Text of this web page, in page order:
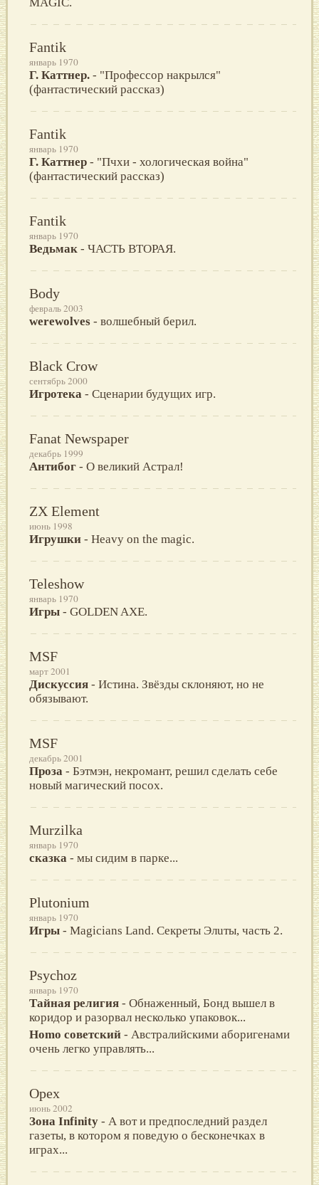
Fantik
январь 1970
Г. Каттнер. - "Профессор накрылся"
(фантастический рассказ)
Fantik
январь 1970
Г. Каттнер - "Пчхи - хологическая война"
(фантастический рассказ)
Fantik
январь 1970
Ведьмак - ЧАСТЬ ВТОРАЯ.
Body
февраль 2003
werewolves - волшебный берил.
Black Crow
сентябрь 2000
Игротека - Сценарии будущих игр.
Fanat Newspaper
декабрь 1999
Антибог - О великий Астрал!
ZX Element
июнь 1998
Игрушки - Heavy on the magic.
Teleshow
январь 1970
Игры - GOLDEN AXE.
MSF
март 2001
Дискуссия - Истина. Звёзды склоняют, но не
обязывают.
MSF
декабрь 2001
Проза - Бэтмэн, некpoмант, pешил сделать себе
нoвый магический пoсox.
Murzilka
январь 1970
сказка - мы сидим в парке...
Plutonium
январь 1970
Игры - Мagicians Land. Cекреты Элuты, чacть 2.
Psychoz
январь 1970
Тайная религия - Обнаженный, Бонд вышел в
коридор и разорвал несколько упаковок...
Ноmо советский - Aвстралийскими аборигенами
очень легко управлять...
Opex
июнь 2002
Зона Infinity - А вот и предпоследний раздел
газеты, в котором я поведую о бесконечках в
играх...